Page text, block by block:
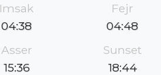
Imsak
04:38
Fejr
04:48
Asser
15:36
Sunset
18:44